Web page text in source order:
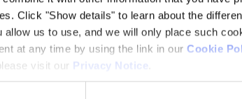
Click "Show details" to learn about the
us to use, and we will only place such
at any time by using the link in our Cookie
visit our Privacy Notice